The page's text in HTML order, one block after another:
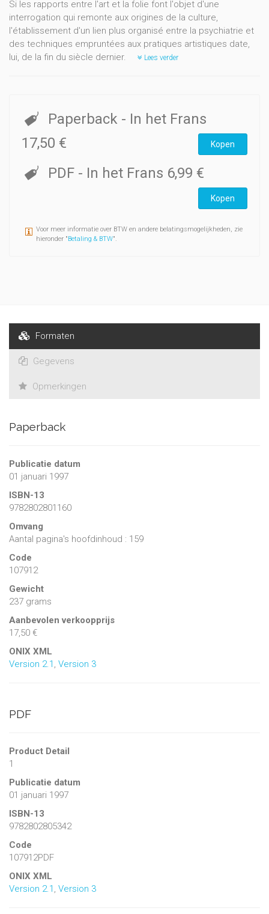
Si les rapports entre l'art et la folie font l'objet d'une
interrogation qui remonte aux origines de la culture,
l'établissement d'un lien plus organisé entre la psychiatrie et
des techniques empruntées aux pratiques artistiques date,
lui, de la fin du siècle dernier.
Lees verder
Paperback - In het Frans
17,50 €
Kopen
PDF - In het Frans 6,99 €
Kopen
Voor meer informatie over BTW en andere belatingsmogelijkheden, zie
hieronder "Betaling & BTW".
Formaten
Gegevens
Opmerkingen
Paperback
Publicatie datum
01 januari 1997
ISBN-13
9782802801160
Omvang
Aantal pagina's hoofdinhoud : 159
Code
107912
Gewicht
237 grams
Aanbevolen verkoopprijs
17,50 €
ONIX XML
Version 2.1 , Version 3
PDF
Product Detail
1
Publicatie datum
01 januari 1997
ISBN-13
9782802805342
Code
107912PDF
ONIX XML
Version 2.1 , Version 3